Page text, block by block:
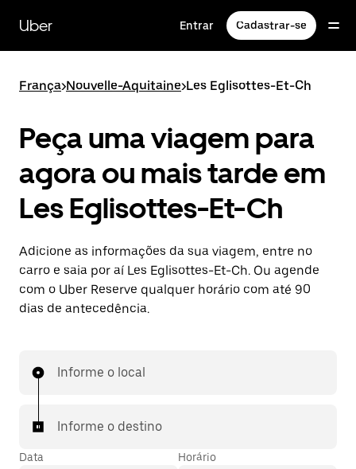
para
conteúdo
Uber Entrar Cadastrar-se
França>Nouvelle-Aquitaine>Les Eglisottes-Et-Ch
Peça uma viagem para
agora ou mais tarde em
Les Eglisottes-Et-Ch
Adicione as informações da sua viagem, entre no
carro e saia por aí Les Eglisottes-Et-Ch. Ou agende
com o Uber Reserve qualquer horário com até 90
dias de antecedência.
Informe o local
Informe o destino
Data Horário